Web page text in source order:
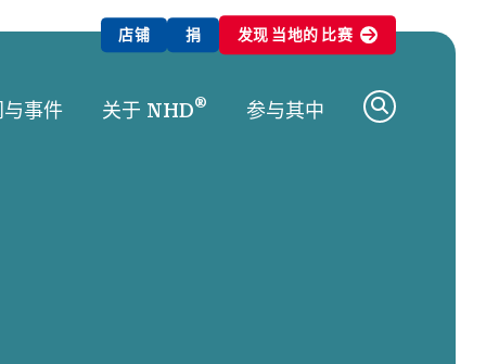
店铺 捐 发现 当地的 比赛
事件 关于 NHD® 参与其中